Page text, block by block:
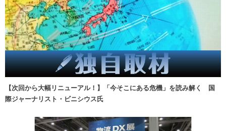
【次回から大幅リニューアル！】「今そこにある危機」を読み解く 国
際ジャーナリスト・ビニシウス氏